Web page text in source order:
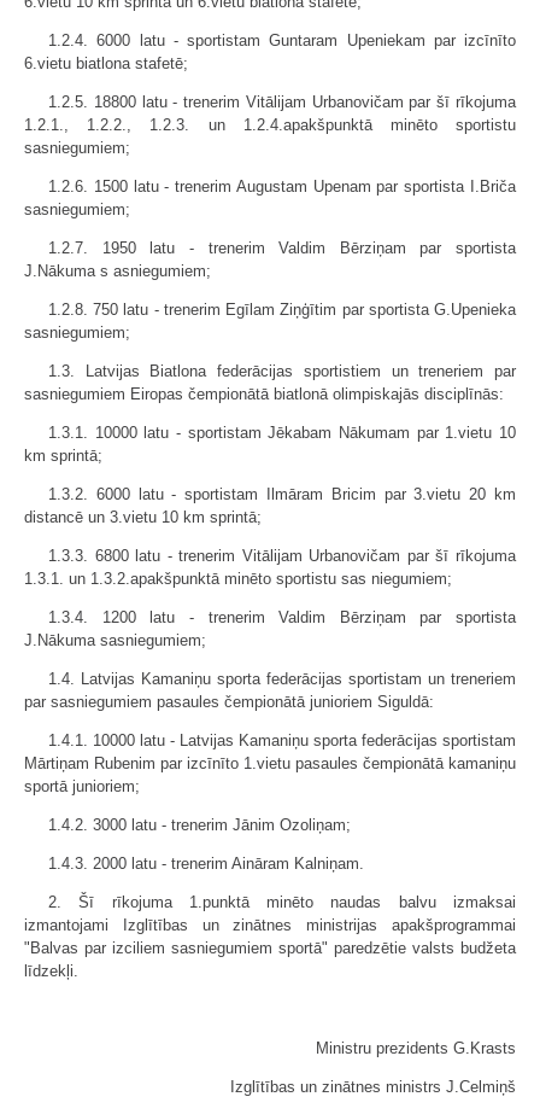
1.2.4. 6000 latu - sportistam Guntaram Upeniekam par izcīnīto
6.vietu biatlona stafetē;
1.2.5. 18800 latu - trenerim Vitālijam Urbanovičam par šī rīkojuma
1.2.1., 1.2.2., 1.2.3. un 1.2.4.apakšpunktā minēto sportistu
sasniegumiem;
1.2.6. 1500 latu - trenerim Augustam Upenam par sportista I.Briča
sasniegumiem;
1.2.7. 1950 latu - trenerim Valdim Bērziņam par sportista
J.Nākuma s asniegumiem;
1.2.8. 750 latu - trenerim Egīlam Ziņģītim par sportista G.Upenieka
sasniegumiem;
1.3. Latvijas Biatlona federācijas sportistiem un treneriem par
sasniegumiem Eiropas čempionātā biatlonā olimpiskajās disciplīnās:
1.3.1. 10000 latu - sportistam Jēkabam Nākumam par 1.vietu 10
km sprintā;
1.3.2. 6000 latu - sportistam Ilmāram Bricim par 3.vietu 20 km
distancē un 3.vietu 10 km sprintā;
1.3.3. 6800 latu - trenerim Vitālijam Urbanovičam par šī rīkojuma
1.3.1. un 1.3.2.apakšpunktā minēto sportistu sas niegumiem;
1.3.4. 1200 latu - trenerim Valdim Bērziņam par sportista
J.Nākuma sasniegumiem;
1.4. Latvijas Kamaniņu sporta federācijas sportistam un treneriem
par sasniegumiem pasaules čempionātā junioriem Siguldā:
1.4.1. 10000 latu - Latvijas Kamaniņu sporta federācijas sportistam
Mārtiņam Rubenim par izcīnīto 1.vietu pasaules čempionātā kamaniņu
sportā junioriem;
1.4.2. 3000 latu - trenerim Jānim Ozoliņam;
1.4.3. 2000 latu - trenerim Aināram Kalniņam.
2. Šī rīkojuma 1.punktā minēto naudas balvu izmaksai
izmantojami Izglītības un zinātnes ministrijas apakšprogrammai
"Balvas par izciliem sasniegumiem sportā" paredzētie valsts budžeta
līdzekļi.
Ministru prezidents G.Krasts
Izglītības un zinātnes ministrs J.Celmiņš